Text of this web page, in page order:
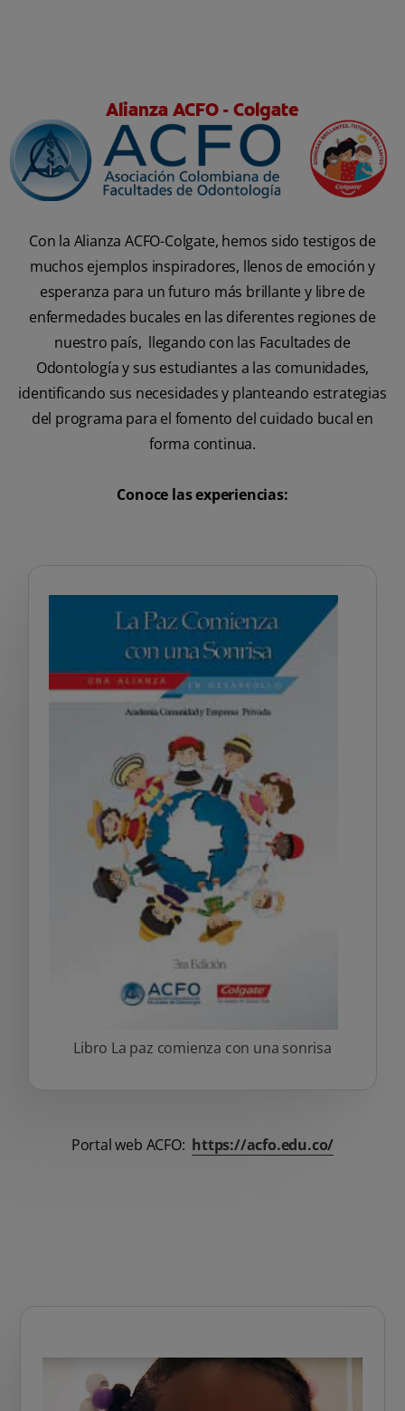
Alianza ACFO - Colgate
Con la Alianza ACFO-Colgate, hemos sido testigos de
muchos ejemplos inspiradores, llenos de emoción y
esperanza para un futuro más brillante y libre de
enfermedades bucales en las diferentes regiones de
nuestro país, llegando con las Facultades de
Odontología y sus estudiantes a las comunidades,
identificando sus necesidades y planteando estrategias
del programa para el fomento del cuidado bucal en
forma continua.
Conoce las experiencias:
Libro La paz comienza con una sonrisa
Portal web ACFO: https://acfo.edu.co/